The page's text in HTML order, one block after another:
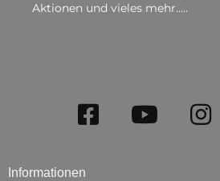
Aktionen und vieles mehr.....
Informationen